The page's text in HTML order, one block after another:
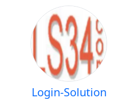
Login-Solution